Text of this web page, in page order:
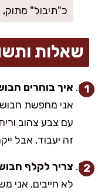
כ"תיבול"
שאלות
איך בוחרים
אני מחפשת
עם צבע צהוב
זה יעבוד, אבל
צריך לקלף
לא חייבים. אני